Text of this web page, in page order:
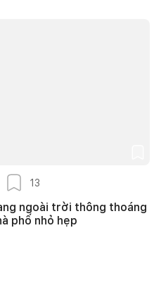
13
ngoài trời thông thoáng
phố nhỏ hẹp